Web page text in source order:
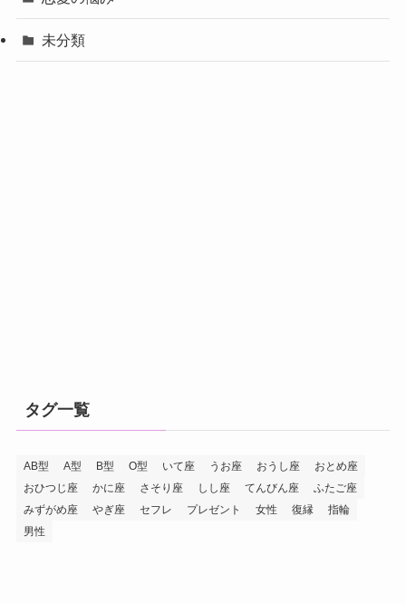
未分類
タグ一覧
AB型 A型 B型 O型 いて座 うお座 おうし座
おとめ座
おひつじ座
かに座 さそり座 しし座 てんびん座
ふたご座
みずがめ座
やぎ座 セフレ プレゼント 女性 復縁
指輪
男性